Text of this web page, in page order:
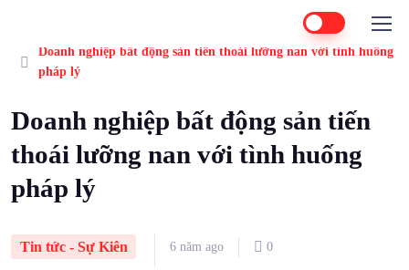
Doanh nghiệp bất động sản tiến thoái lưỡng nan với tình huống
pháp lý
Doanh nghiệp bất động sản tiến
thoái lưỡng nan với tình huống
pháp lý
Tin tức - Sự Kiên 6 năm ago 0